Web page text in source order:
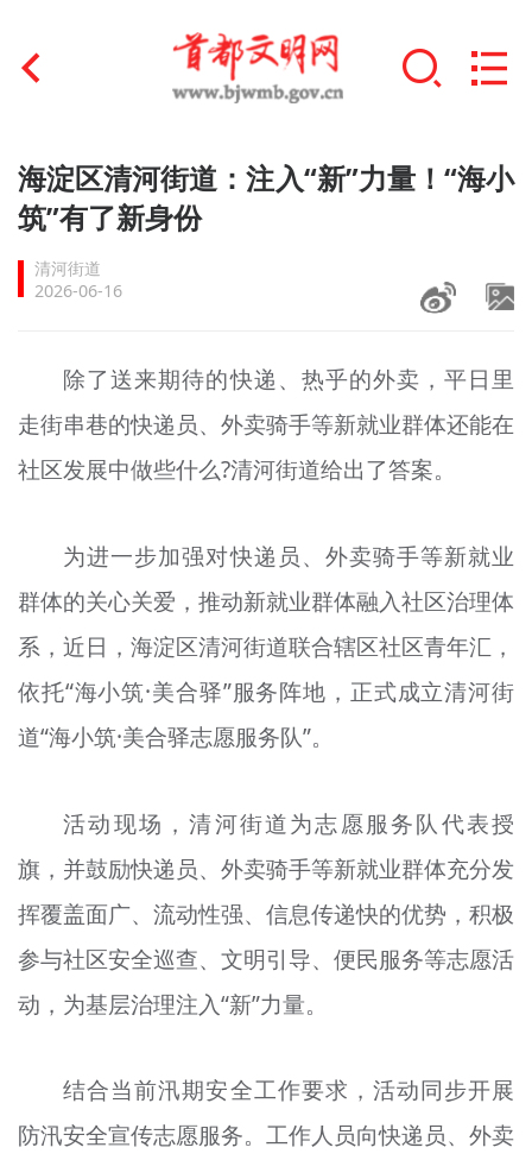
首页
文明创建
文明实践
未成年人思想道德建设
榜样人物
+
文明评论
北京宣传文化引导基金
宣传思想文化人才
专题
海淀区清河街道：注入“新”力量！“海小
筑”有了新身份
清河街道
2026-06-16
除了送来期待的快递、热乎的外卖，平日里
走街串巷的快递员、外卖骑手等新就业群体还能在
社区发展中做些什么?清河街道给出了答案。
为进一步加强对快递员、外卖骑手等新就业
群体的关心关爱，推动新就业群体融入社区治理体
系，近日，海淀区清河街道联合辖区社区青年汇，
依托“海小筑·美合驿”服务阵地，正式成立清河街
道“海小筑·美合驿志愿服务队”。
活动现场，清河街道为志愿服务队代表授
旗，并鼓励快递员、外卖骑手等新就业群体充分发
挥覆盖面广、流动性强、信息传递快的优势，积极
参与社区安全巡查、文明引导、便民服务等志愿活
动，为基层治理注入“新”力量。
结合当前汛期安全工作要求，活动同步开展
防汛安全宣传志愿服务。工作人员向快递员、外卖